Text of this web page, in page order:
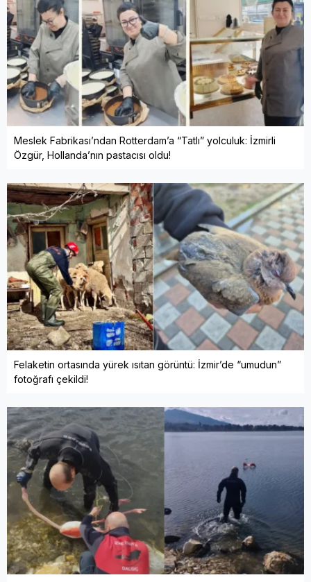
Meslek Fabrikası’ndan Rotterdam’a “Tatlı” yolculuk: İzmirli
Özgür, Hollanda’nın pastacısı oldu!
Felaketin ortasında yürek ısıtan görüntü: İzmir’de “umudun”
fotoğrafı çekildi!